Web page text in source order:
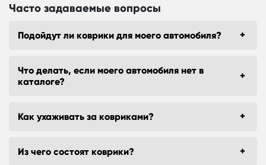
Часто задаваемые вопросы
Подойдут ли коврики для моего автомобиля?
Что делать, если моего автомобиля нет в
каталоге?
Как ухаживать за ковриками?
Из чего состоят коврики?